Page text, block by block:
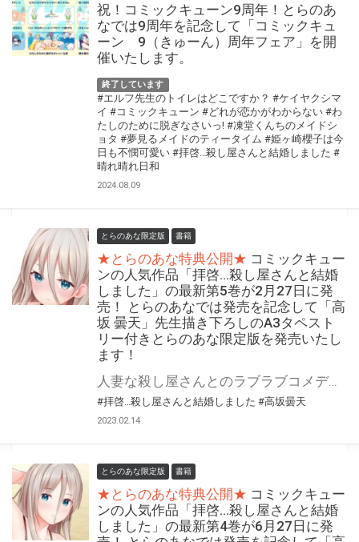
祝！コミックキューン9周年！とらのあ
なでは9周年を記念して「コミックキュ
ーン 9（きゅーん）周年フェア」を開
催いたします。
終了しています
#エルフ先生のトイレはどこですか？ #ケイヤクシマ
イ #コミックキューン #どれが恋かがわからない #わ
たしのために脱ぎなさいっ! #凍堂くんちのメイドシ
ョタ #夢見るメイドのティータイム #姫ヶ崎櫻子は今
日も不憫可愛い #拝啓…殺し屋さんと結婚しました #
晴れ晴れ日和
2024.08.09
とらのあな限定版 書籍
★とらのあな特典公開★ コミックキュー
ンの人気作品「拝啓…殺し屋さんと結婚
しました」の最新第5巻が2月27日に発
売！ とらのあなでは発売を記念して「高
坂 曇天」先生描き下ろしのA3タペスト
リー付きとらのあな限定版を発売いたし
ます！
人妻な殺し屋さんとのラブラブコメディ! 『拝啓…殺し屋さんと結婚しました』の最新第5巻が2月27日(月)に発売！ とらのあなでは発売を記念して「A3タペストリー付き」とらのあな限定版を発売いたします。 イラストは「高坂 曇天」先生の描き下ろしイラストです！ とらのあな限定版の数は限られていますので是非お早めにお求めください！
#拝啓…殺し屋さんと結婚しました #高坂曇天
2023.02.14
とらのあな限定版 書籍
★とらのあな特典公開★ コミックキュー
ンの人気作品「拝啓…殺し屋さんと結婚
しました」の最新第4巻が6月27日に発